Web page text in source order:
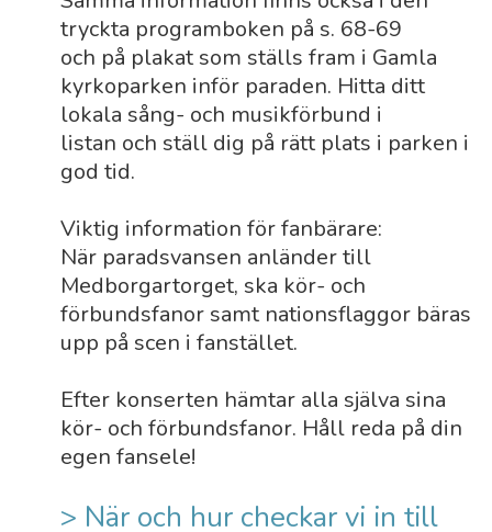
tryckta programboken på s. 68-69
och på plakat som ställs fram i Gamla
kyrkoparken inför paraden. Hitta ditt
lokala sång- och musikförbund i
listan och ställ dig på rätt plats i parken i
god tid.
Viktig information för fanbärare:
När paradsvansen anländer till
Medborgartorget, ska kör- och
förbundsfanor samt nationsflaggor bäras
upp på scen i fanstället.
Efter konserten hämtar alla själva sina
kör- och förbundsfanor. Håll reda på din
egen fansele!
> När och hur checkar vi in till